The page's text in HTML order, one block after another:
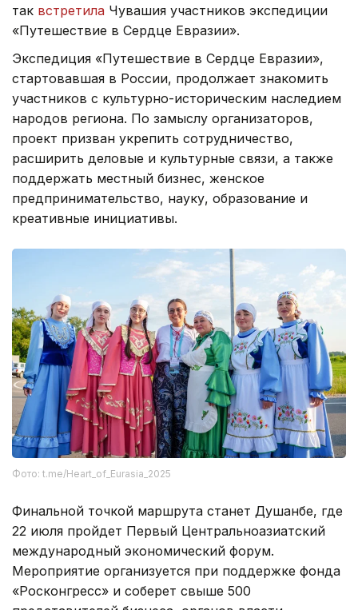
так встретила Чувашия участников экспедиции
«Путешествие в Сердце Евразии».
Экспедиция «Путешествие в Сердце Евразии»,
стартовавшая в России, продолжает знакомить
участников с культурно-историческим наследием
народов региона. По замыслу организаторов,
проект призван укрепить сотрудничество,
расширить деловые и культурные связи, а также
поддержать местный бизнес, женское
предпринимательство, науку, образование и
креативные инициативы.
Фото: t.me/Heart_of_Eurasia_2025
Финальной точкой маршрута станет Душанбе, где
22 июля пройдет Первый Центральноазиатский
международный экономический форум.
Мероприятие организуется при поддержке фонда
«Росконгресс» и соберет свыше 500